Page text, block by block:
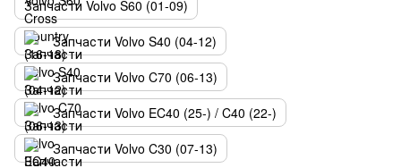
Запчасти Volvo S60 (01-09)
Запчасти Volvo S40 (04-12)
Запчасти Volvo C70 (06-13)
Запчасти Volvo EC40 (25-) / C40 (22-)
Запчасти Volvo C30 (07-13)